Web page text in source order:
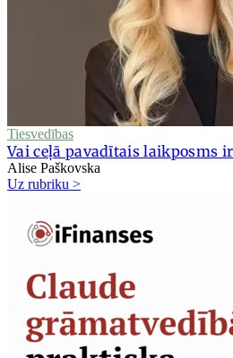
Tiesvedības
Vai ceļā pavadītais laikposms
Alise Paškovska
Uz rubriku >